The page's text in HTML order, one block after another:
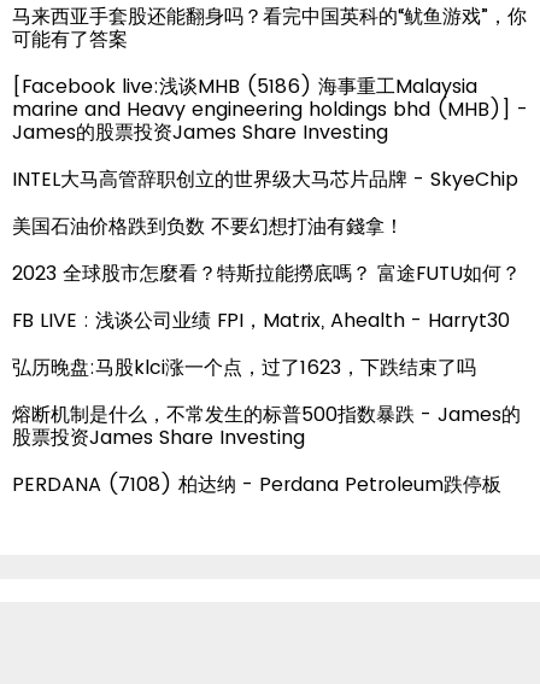
马来西亚手套股还能翻身吗？看完中国英科的“鱿鱼游戏”，你
可能有了答案
[Facebook live:浅谈MHB (5186) 海事重工Malaysia
marine and Heavy engineering holdings bhd (MHB)] -
James的股票投资James Share Investing
INTEL大马高管辞职创立的世界级大马芯片品牌 - SkyeChip
美国石油价格跌到负数 不要幻想打油有錢拿！
2023 全球股市怎麼看？特斯拉能撈底嗎？ 富途FUTU如何？
FB LIVE : 浅谈公司业绩 FPI，Matrix, Ahealth - Harryt30
弘历晚盘:马股klci涨一个点，过了1623，下跌结束了吗
熔断机制是什么，不常发生的标普500指数暴跌 - James的
股票投资James Share Investing
PERDANA (7108) 柏达纳 - Perdana Petroleum跌停板